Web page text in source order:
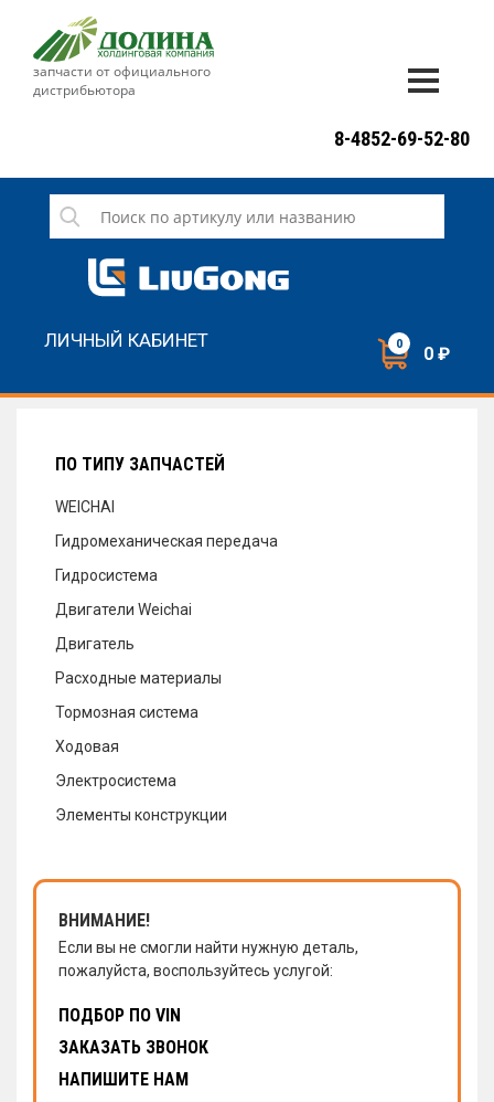
запчасти от официального
дистрибьютора
СЕРВИС
НОВОСТИ
8-4852-69-52-80
ЛИЧНЫЙ КАБИНЕТ 0 0 ₽
ПО ТИПУ ЗАПЧАСТЕЙ
WEICHAI
Гидромеханическая передача
Гидросистема
Двигатели Weichai
Двигатель
Расходные материалы
Тормозная система
Ходовая
Электросистема
Элементы конструкции
ВНИМАНИЕ!
Если вы не смогли найти нужную деталь,
пожалуйста, воспользуйтесь услугой:
ПОДБОР ПО VIN
ЗАКАЗАТЬ ЗВОНОК
НАПИШИТЕ НАМ